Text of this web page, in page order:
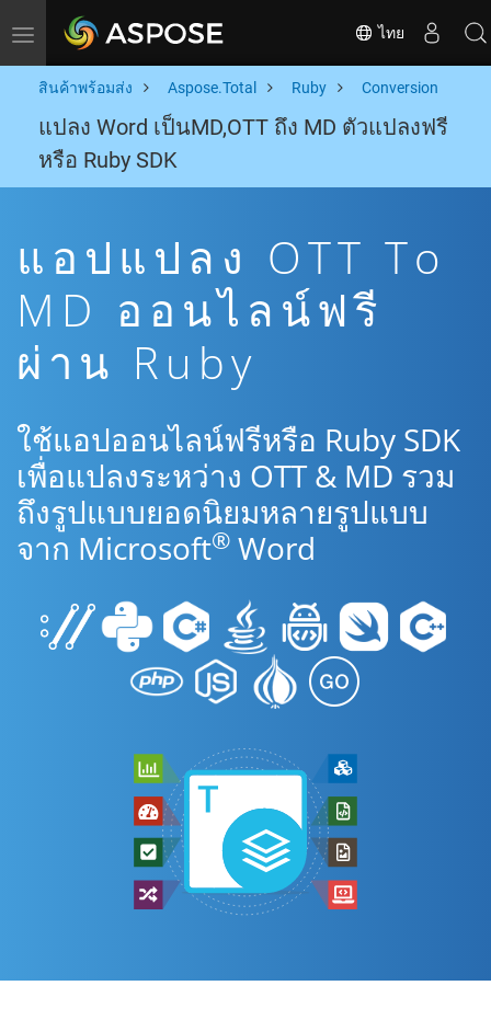
Toggle navigation ไทย
สินค้าพร้อมส่ง Aspose.Total Ruby Conversion
แปลง Word เป็นMD,OTT ถึง MD ตัวแปลงฟรี
หรือ Ruby SDK
แอปแปลง OTT To
MD ออนไลน์ฟรี
ผ่าน Ruby
ใช้แอปออนไลน์ฟรีหรือ Ruby SDK
เพื่อแปลงระหว่าง OTT & MD รวม
ถึงรูปแบบยอดนิยมหลายรูปแบบ
จาก Microsoft® Word